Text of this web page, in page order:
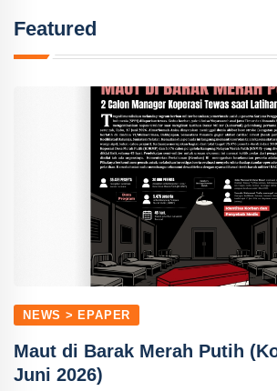
Featured
NEWS > EPAPER
Maut di Barak Merah Putih
Juni 2026)